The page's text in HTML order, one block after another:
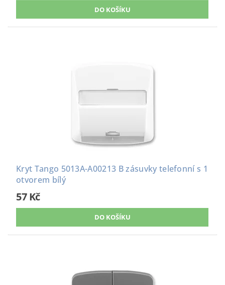
Kryt Tango 5013A-A00213 B zásuvky telefonní s 1
otvorem bílý
57 Kč